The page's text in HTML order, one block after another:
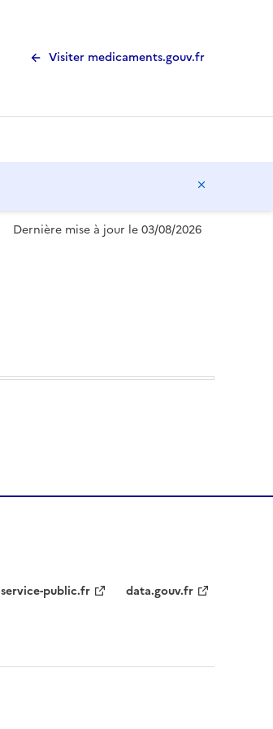
Visiter medicaments.gouv.fr
Dernière mise à jour le 03/08/2026
service-public.fr data.gouv.fr